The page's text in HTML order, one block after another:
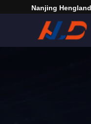
Nanjing